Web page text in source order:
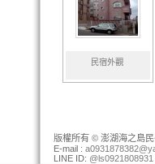
民宿外觀
版權所有 © 澎湖海之島
E-mail :
LINE ID: @ls0921808931